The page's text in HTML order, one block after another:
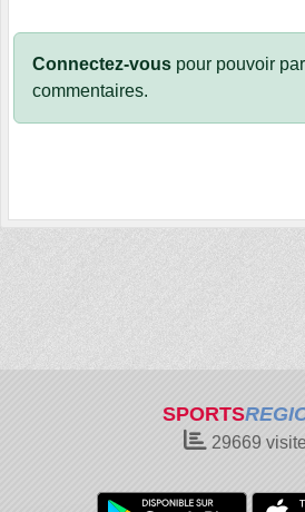
Connectez-vous pour pouvoir
commentaires.
SPORTS
29669